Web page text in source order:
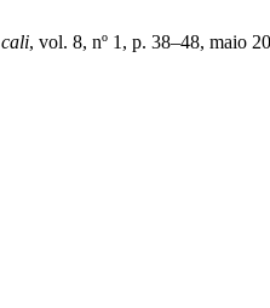
cali, vol. 8, nº 1, p. 38–48, maio